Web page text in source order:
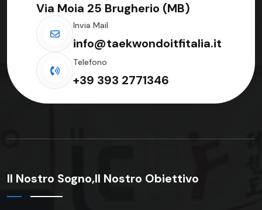
Via Moia 25 Brugherio (MB)
Invia Mail
info@taekwondoitfitalia.it
Telefono
+39 393 2771346
Il Nostro Sogno,Il Nostro Obiettivo